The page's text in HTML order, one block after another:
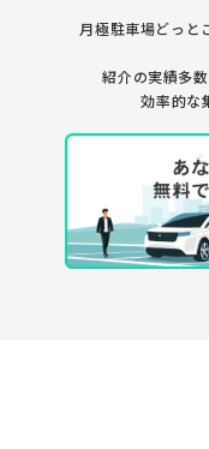
月極駐車場どっと
紹介の実績多
効率的な